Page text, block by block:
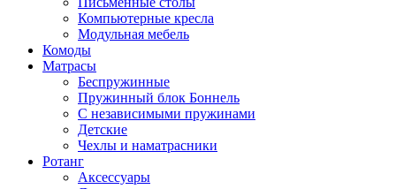
Компьютерные кресла
Модульная мебель
Комоды
Матрасы
Беспружинные
Пружинный блок Боннель
С независимыми пружинами
Детские
Чехлы и наматрасники
Ротанг
Аксессуары